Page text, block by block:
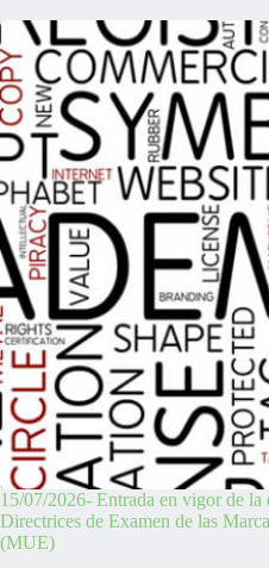
15/07/2026- Entrada en vigor de la
Directrices de Examen de las
(MUE)